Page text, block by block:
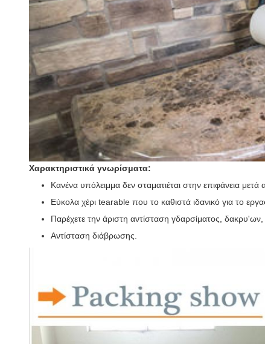
Χαρακτηριστικά γνωρίσματα:
Κανένα υπόλειμμα δεν σταματιέται στην επιφάνεια
Εύκολα χέρι tearable που το καθιστά ιδανικό για το
Παρέχετε την άριστη αντίσταση γδαρσίματος,
Αντίσταση διάβρωσης.